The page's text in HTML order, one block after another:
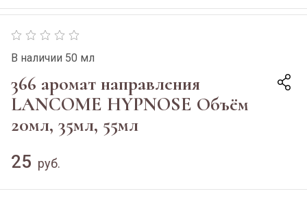
В наличии 50 мл
366 аромат направления
LANCOME HYPNOSE Объём
20мл, 35мл, 55мл
25 руб.